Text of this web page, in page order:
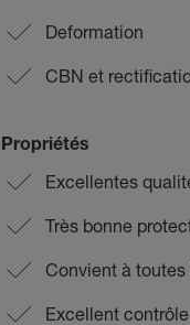
Deformation
CBN et
Propriétés
Excellentes
Très bonne
Convient à
Excellent